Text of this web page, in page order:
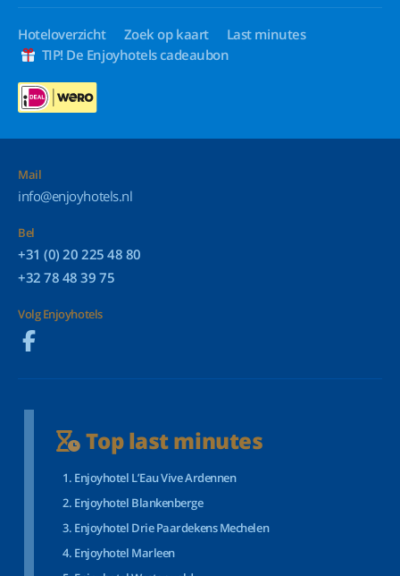
Hoteloverzicht Zoek op kaart
Last minutes
TIP! De Enjoyhotels cadeaubon
Mail
info@enjoyhotels.nl
Bel
+31 (0) 20 225 48 80
+32 78 48 39 75
Volg Enjoyhotels
Top last minutes
Enjoyhotel L’Eau Vive Ardennen
Enjoyhotel Blankenberge
Enjoyhotel Drie Paardekens Mechelen
Enjoyhotel Marleen